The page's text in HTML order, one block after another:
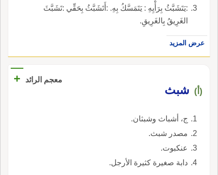
:يَتَشَبَّثُ بِرَأْيِهِ : يَتَمَسَّكُ بِهِ. :أَتَشَبَّثُ بِحَقِّي :تَشَبَّثَ
الغَرِيقُ بِالغَرِيقِ.
عرض المزيد
معجم الرائد +
(أ) شبث
ج، أشباث وشبثان.
مصدر شبث.
عنكبوت.
دابة صغيرة كثيرة الأرجل.